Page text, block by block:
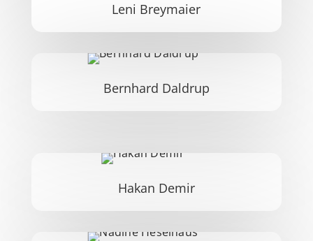
Leni Breymaier
Bernhard Daldrup
Hakan Demir